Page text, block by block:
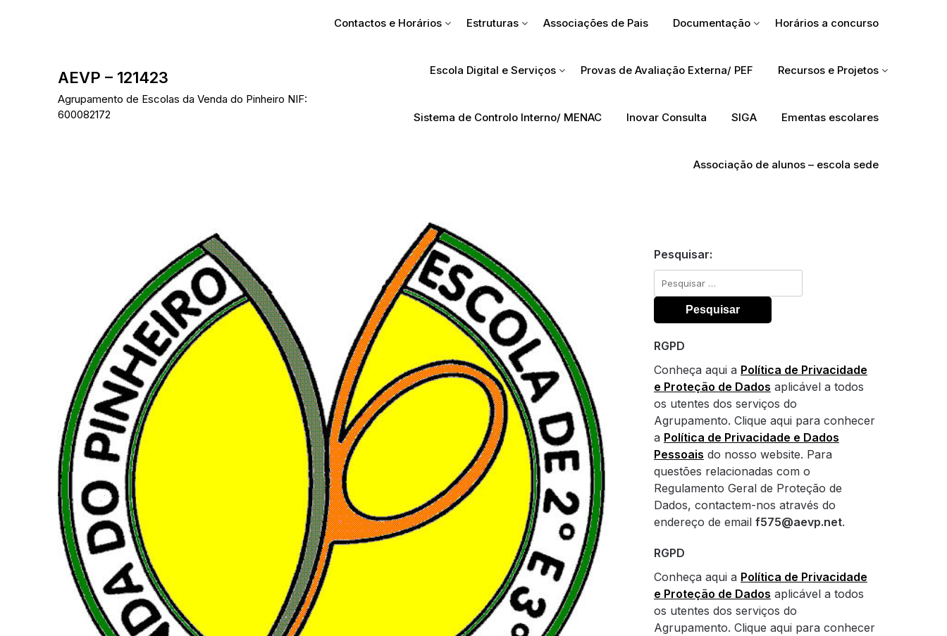
AEVP – 121423
Agrupamento de Escolas da Venda do Pinheiro NIF:
600082172
Contactos e Horários Estruturas Associações de Pais Documentação Horários a concurso
Escola Digital e Serviços Provas de Avaliação Externa/ PEF Recursos e Projetos
Sistema de Controlo Interno/ MENAC Inovar Consulta SIGA Ementas escolares
Associação de alunos – escola sede
Pesquisar:
Pesquisar
por:
RGPD
Conheça aqui a Política de Privacidade
e Proteção de Dados aplicável a todos
os utentes dos serviços do
Agrupamento. Clique aqui para conhecer
a Política de Privacidade e Dados
Pessoais do nosso website. Para
questões relacionadas com o
Regulamento Geral de Proteção de
Dados, contactem-nos através do
endereço de email f575@aevp.net.
RGPD
Conheça aqui a Política de Privacidade
e Proteção de Dados aplicável a todos
os utentes dos serviços do
Agrupamento. Clique aqui para conhecer